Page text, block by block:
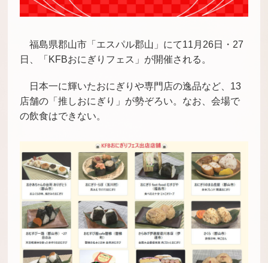
福島県郡山市「エスパル郡山」にて11月26日・27
日、「KFBおにぎりフェス」が開催される。
日本一に輝いたおにぎりや専門店の逸品など、13
店舗の「推しおにぎり」が勢ぞろい。なお、会場で
の飲食はできない。